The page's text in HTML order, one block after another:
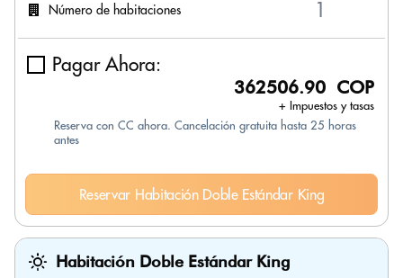
Número de habitaciones
Pagar Ahora:
362506.90 COP
+ Impuestos y tasas
Reserva con CC ahora. Cancelación gratuita hasta 25 horas
antes
Reservar Habitación Doble Estándar King
Habitación Doble Estándar King